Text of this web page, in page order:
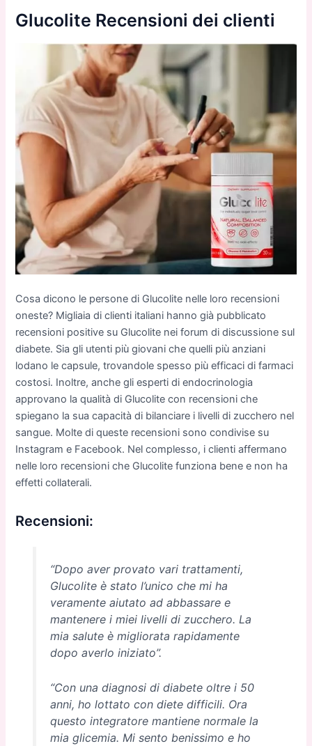
Glucolite Recensioni dei clienti
Cosa dicono le persone di Glucolite nelle loro recensioni
oneste? Migliaia di clienti italiani hanno già pubblicato
recensioni positive su Glucolite nei forum di discussione sul
diabete. Sia gli utenti più giovani che quelli più anziani
lodano le capsule, trovandole spesso più efficaci di farmaci
costosi. Inoltre, anche gli esperti di endocrinologia
approvano la qualità di Glucolite con recensioni che
spiegano la sua capacità di bilanciare i livelli di zucchero nel
sangue. Molte di queste recensioni sono condivise su
Instagram e Facebook. Nel complesso, i clienti affermano
nelle loro recensioni che Glucolite funziona bene e non ha
effetti collaterali.
Recensioni:
“Dopo aver provato vari trattamenti,
Glucolite è stato l’unico che mi ha
veramente aiutato ad abbassare e
mantenere i miei livelli di zucchero. La
mia salute è migliorata rapidamente
dopo averlo iniziato”.
“Con una diagnosi di diabete oltre i 50
anni, ho lottato con diete difficili. Ora
questo integratore mantiene normale la
mia glicemia. Mi sento benissimo e ho